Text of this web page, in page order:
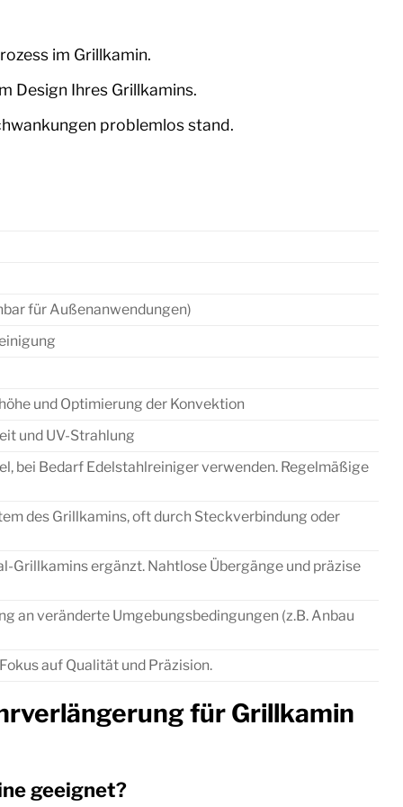
im Grillkamin.
Design Ihres Grillkamins.
problemlos stand.
für Außenanwendungen)
und Optimierung der Konvektion
und UV-Strahlung
bei Bedarf Edelstahlreiniger verwenden. Regelmäßige
des Grillkamins, oft durch Steckverbindung oder
Grillkamins ergänzt. Nahtlose Übergänge und präzise
an veränderte Umgebungsbedingungen (z.B. Anbau
auf Qualität und Präzision.
für Grillkamin
geeignet?